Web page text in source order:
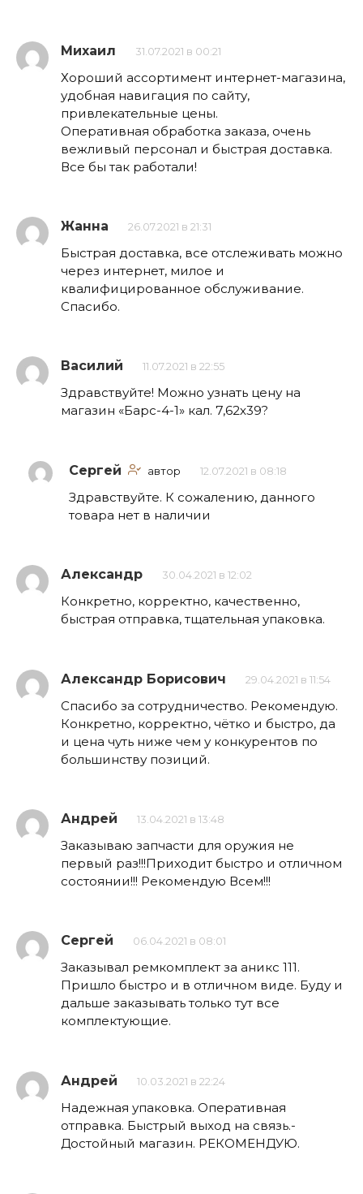
Михаил 31.07.2021 в 00:21
Хороший ассортимент интернет-магазина,
удобная навигация по сайту,
привлекательные цены.
Оперативная обработка заказа, очень
вежливый персонал и быстрая доставка.
Все бы так работали!
Жанна 26.07.2021 в 21:31
Быстрая доставка, все отслеживать можно
через интернет, милое и
квалифицированное обслуживание.
Спасибо.
Василий 11.07.2021 в 22:55
Здравствуйте! Можно узнать цену на
магазин «Барс-4-1» кал. 7,62х39?
Сергей автор 12.07.2021 в 08:18
Здравствуйте. К сожалению, данного
товара нет в наличии
Александр 30.04.2021 в 12:02
Конкретно, корректно, качественно,
быстрая отправка, тщательная упаковка.
Александр Борисович 29.04.2021 в 11:54
Спасибо за сотрудничество. Рекомендую.
Конкретно, корректно, чётко и быстро, да
и цена чуть ниже чем у конкурентов по
большинству позиций.
Андрей 13.04.2021 в 13:48
Заказываю запчасти для оружия не
первый раз!!!Приходит быстро и отличном
состоянии!!! Рекомендую Всем!!!
Сергей 06.04.2021 в 08:01
Заказывал ремкомплект за аникс 111.
Пришло быстро и в отличном виде. Буду и
дальше заказывать только тут все
комплектующие.
Андрей 10.03.2021 в 22:24
Надежная упаковка. Оперативная
отправка. Быстрый выход на связь.-
Достойный магазин. РЕКОМЕНДУЮ.